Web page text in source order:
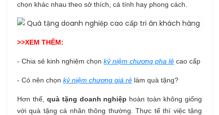
chọn khác nhau theo sở thích, cá tính hay phong cách.
>>XEM THÊM:
- Chia sẻ kinh nghiệm chọn kỷ niệm chương pha lê cao cấp
- Có nên chọn kỷ niệm chương giá rẻ làm quà tặng?
Hơn thế, quà tặng doanh nghiệp hoàn toàn không giống
với quà tặng cá nhân thông thường. Thực tế thì việc tặng